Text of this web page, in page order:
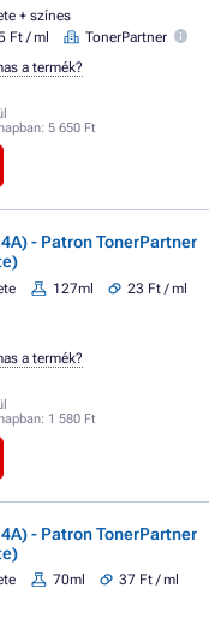
+ színes
Ft / ml TonerPartner
5 650 Ft
a termék?
- Patron TonerPartner
127ml
23 Ft / ml
1 580 Ft
a termék?
- Patron TonerPartner
70ml
37 Ft / ml